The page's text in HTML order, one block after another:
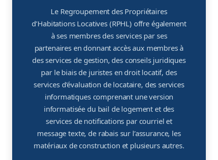
Rabais
Actualités
Avisarex
Seecliq
Le Regroupement des Propriétaires
d’Habitations Locatives (RPHL) offre également
à ses membres des services par ses
partenaires en donnant accès aux membres à
des services de gestion, des conseils juridiques
par le biais de juristes en droit locatif, des
services d’évaluation de locataire, des services
informatiques comprenant une version
informatisée du bail de logement et des
services de notifications par courriel et
message texte, de rabais sur l’assurance, les
matériaux de construction et plusieurs autres.